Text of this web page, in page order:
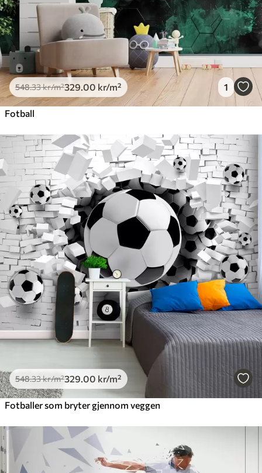
548.33kr/m²329 .00 kr/m² 1
Fotball
548.33kr/m²329 .00 kr/m²
Fotballer som bryter gjennom veggen